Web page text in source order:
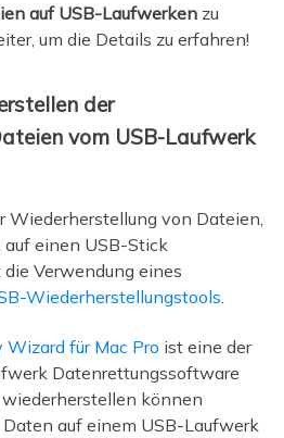
auf USB-Laufwerkenzu
um die Details zu erfahren!
der
vom USB-Laufwerk
Wiederherstellung von Dateien,
einen USB-Stick
Verwendung eines
Wiederherstellungstools
Wizard für Mac Pro ist eine der
Datenrettungssoftware
können
auf einem USB-Laufwerk